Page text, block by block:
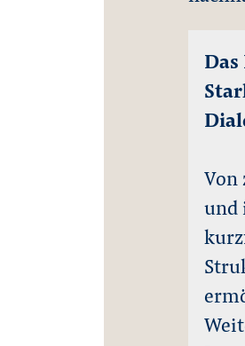
Von
und